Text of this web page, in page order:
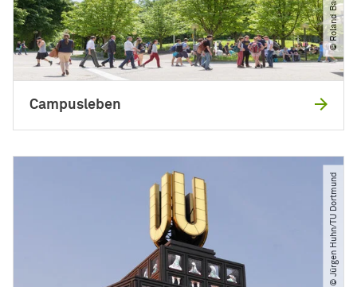
Campusleben
© Jürgen Huhn​/​TU Dortmund